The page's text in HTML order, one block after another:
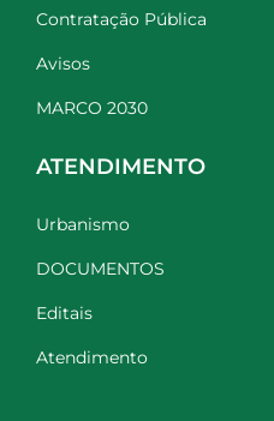
Contratação Pública
Avisos
MARCO 2030
ATENDIMENTO
Urbanismo
DOCUMENTOS
Editais
Atendimento